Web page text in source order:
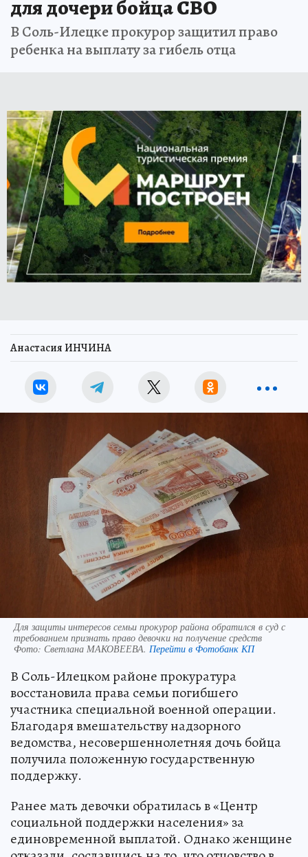
для дочери бойца СВО
В Соль-Илецке прокурор защитил право
ребенка на выплату за гибель отца
Анастасия ИНЧИНА
Для защиты интересов семьи прокурор района обратился в суд с
требованием признать право девочки на получение средств
Фото: Светлана МАКОВЕЕВА. Перейти в Фотобанк КП
В Соль-Илецком районе прокуратура
восстановила права семьи погибшего
участника специальной военной операции.
Благодаря вмешательству надзорного
ведомства, несовершеннолетняя дочь бойца
получила положенную государственную
поддержку.
Ранее мать девочки обратилась в «Центр
социальной поддержки населения» за
единовременной выплатой. Однако женщине